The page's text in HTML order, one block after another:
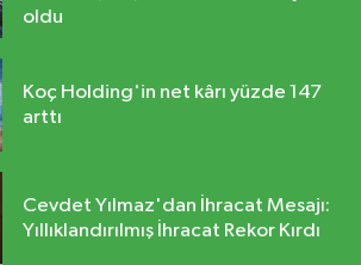
oldu
Koç Holding'in net kârı yüzde 147
arttı
Cevdet Yılmaz'dan İhracat Mesajı:
Yıllıklandırılmış İhracat Rekor Kırdı